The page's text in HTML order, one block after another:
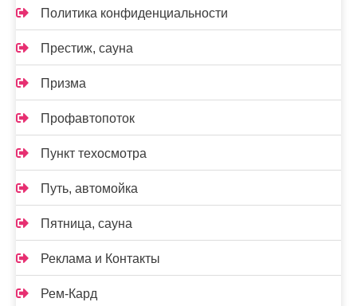
Политика конфиденциальности
Престиж, сауна
Призма
Профавтопоток
Пункт техосмотра
Путь, автомойка
Пятница, сауна
Реклама и Контакты
Рем-Кард